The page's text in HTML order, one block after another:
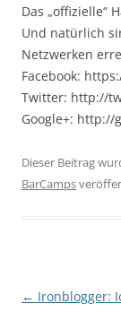
Das „offizielle“
Und natürlich
Netzwerken
Facebook:
Twitter: http://
Google+: http://
Dieser Beitrag
BarCamps
← Ironblogger: